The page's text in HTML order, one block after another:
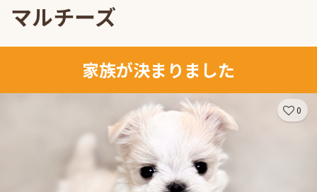
マルチーズ
家族が決まりました
0